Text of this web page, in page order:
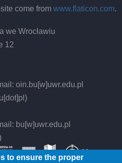
come from www.flaticon.com.
we Wrocławiu
12
oin.bu[w]uwr.edu.pl
bu[w]uwr.edu.pl
to ensure the proper